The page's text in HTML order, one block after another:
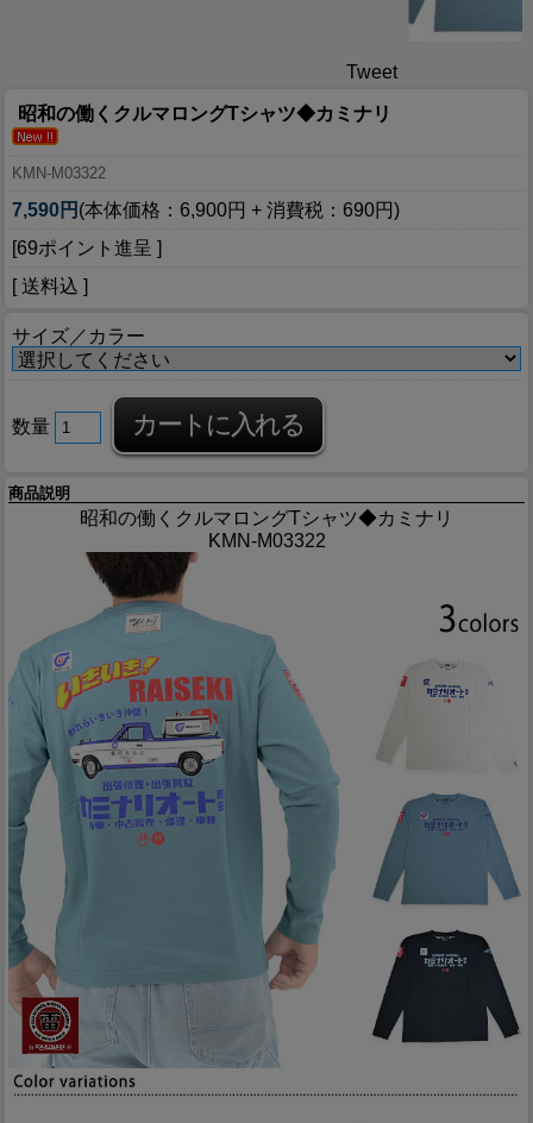
Tweet
昭和の働くクルマロングTシャツ◆カミナリ
KMN-M03322
7,590円 (本体価格：6,900円 + 消費税：690円)
[69ポイント進呈 ]
[ 送料込 ]
サイズ／カラー
数量
商品説明
昭和の働くクルマロングTシャツ◆カミナリ
KMN-M03322